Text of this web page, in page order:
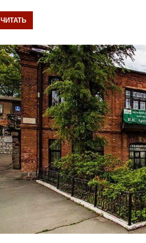
ЧИТАТЬ